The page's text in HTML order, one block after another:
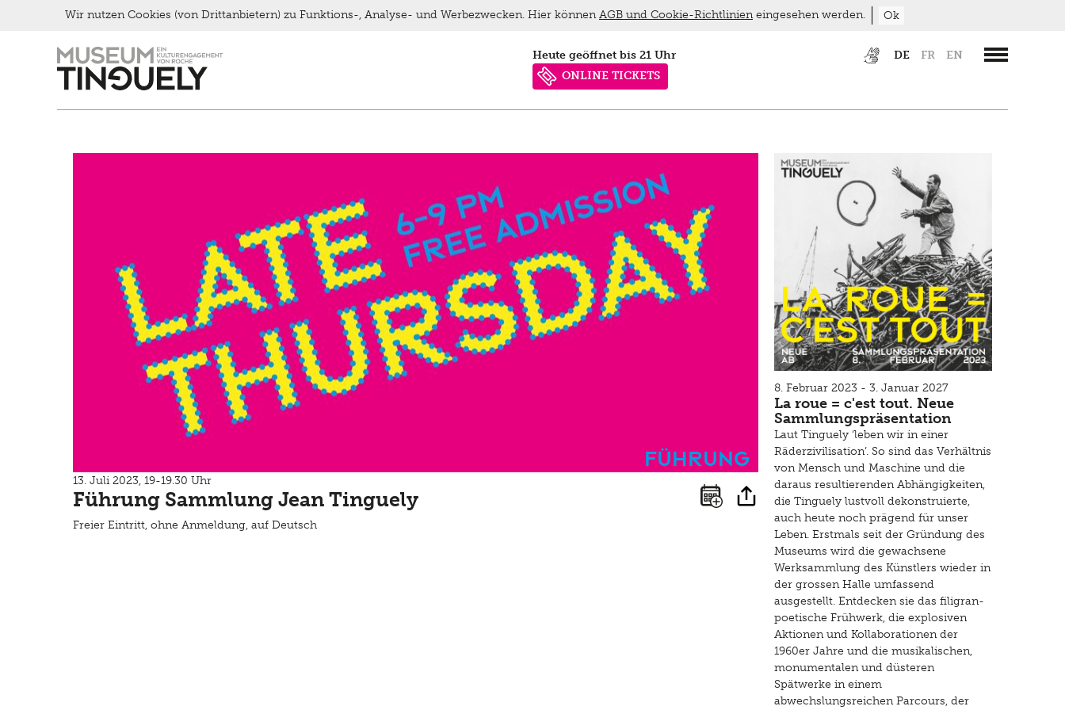
Hauptnavigation
DE FR EN
heute geöffnet bis 21 Uhr
ONLINE TICKETS
Führung
13. Juli 2023, 19-19.30 Uhr
Führung Sammlung Jean Tinguely
Freier Eintritt, ohne Anmeldung, auf Deutsch
8. Februar 2023 - 3. Januar 2027
La roue = c'est tout. Neue
Sammlungspräsentation
Laut Tinguely ‘leben wir in einer
Räderzivilisation’. So sind das Verhältnis
von Mensch und Maschine und die
daraus resultierenden Abhängigkeiten,
die Tinguely lustvoll dekonstruierte,
auch heute noch prägend für unser
Leben. Erstmals seit der Gründung des
Museums wird die gewachsene
Werksammlung des Künstlers wieder in
der grossen Halle umfassend
ausgestellt. Entdecken sie das filigran-
poetische Frühwerk, die explosiven
Aktionen und Kollaborationen der
1960er Jahre und die musikalischen,
monumentalen und düsteren
Spätwerke in einem
abwechslungsreichen Parcours, der
Wir nutzen Cookies (von Drittanbietern) zu Funktions-, Analyse- und Werbezwecken. Hier könnenAGB und Cookie-Richtlinieneingesehen werden. Ok